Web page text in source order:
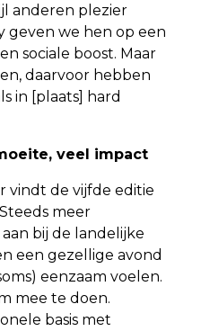
anderen plezier
geven we hen op een
sociale boost. Maar
daarvoor hebben
in [plaats] hard
veel impact
vindt de vijfde editie
meer
bij de landelijke
een gezellige avond
eenzaam voelen.
mee te doen.
basis met